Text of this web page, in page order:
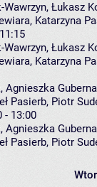
Katarzyna
Wawrzyn, Łukasz
, Katarzyna
Pasierb, Piotr
- 13:00
, Agnieszka
Pasierb, Piotr